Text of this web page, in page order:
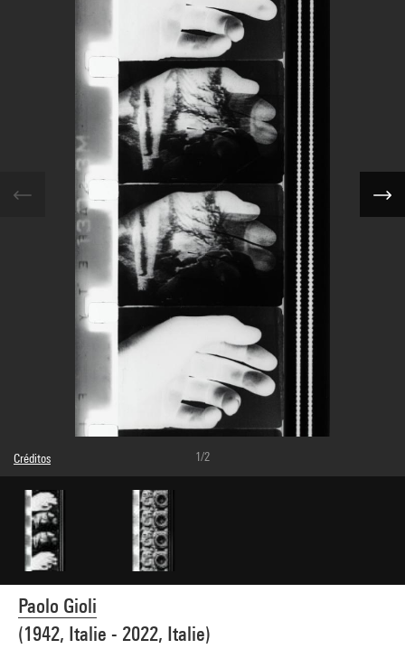
Paolo Gioli
(1942, Italie - 2022, Italie)
Créditos
Leyenda : Photogrammes
© Paolo Gioli
Créditos fotográficos : Centre Pompidou, MNAM-CCI/Service de la documentation
photographique du MNAM/Dist. GrandPalaisRmn
Referencia de la imagen : 4N11988
Difusión de la imagen :
GrandPalaisRmnPhoto
1/2